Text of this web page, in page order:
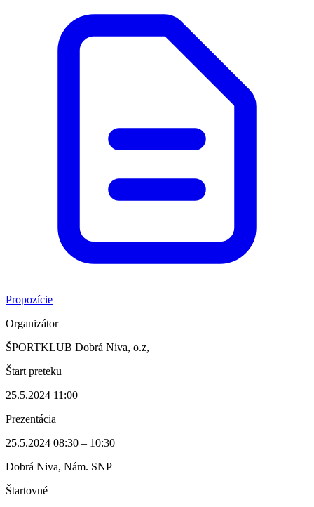
Propozície
Organizátor
ŠPORTKLUB Dobrá Niva, o.z,
Štart preteku
25.5.2024 11:00
Prezentácia
25.5.2024 08:30 – 10:30
Dobrá Niva, Nám. SNP
Štartovné